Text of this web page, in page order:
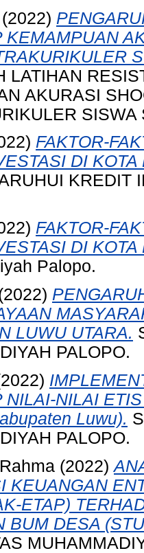
(2022)
KEMAMPUAN
LATIHAN
AKURASI
FAKTOR-
DI KOTA
KREDIT
FAKTOR-
DI KOTA
Palopo.
LUWU UTARA.
PALOPO.
NILAI-NILAI
Luwu).
PALOPO.
(2022)
KEUANGAN
ETAP)
BUM DESA